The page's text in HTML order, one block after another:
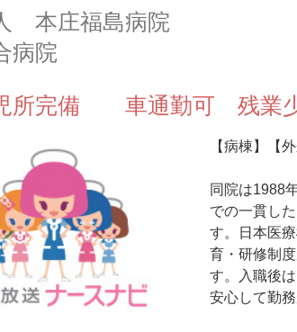
本庄福島病院
病院
所完備 車通勤可 残業
【病棟】【
同院は1988
での一貫し
す。日本医
育・研修制
す。入職後
安心して勤務